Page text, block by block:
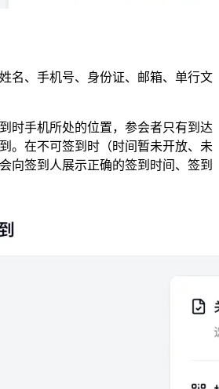
名、手机号、身份证、邮箱、单行文
时手机所处的位置，参会者只有到达
。在不可签到时（时间暂未开放、未
向签到人展示正确的签到时间、签到